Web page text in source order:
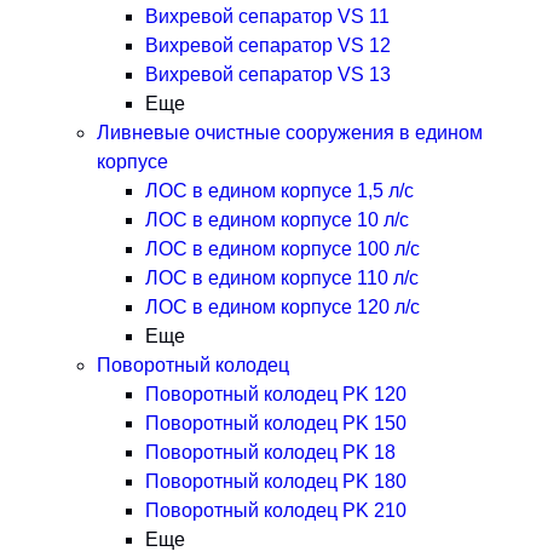
Вихревой сепаратор VS 11
Вихревой сепаратор VS 12
Вихревой сепаратор VS 13
Еще
Ливневые очистные сооружения в едином
корпусе
ЛОС в едином корпусе 1,5 л/с
ЛОС в едином корпусе 10 л/с
ЛОС в едином корпусе 100 л/с
ЛОС в едином корпусе 110 л/с
ЛОС в едином корпусе 120 л/с
Еще
Поворотный колодец
Поворотный колодец PK 120
Поворотный колодец PK 150
Поворотный колодец PK 18
Поворотный колодец PK 180
Поворотный колодец PK 210
Еще